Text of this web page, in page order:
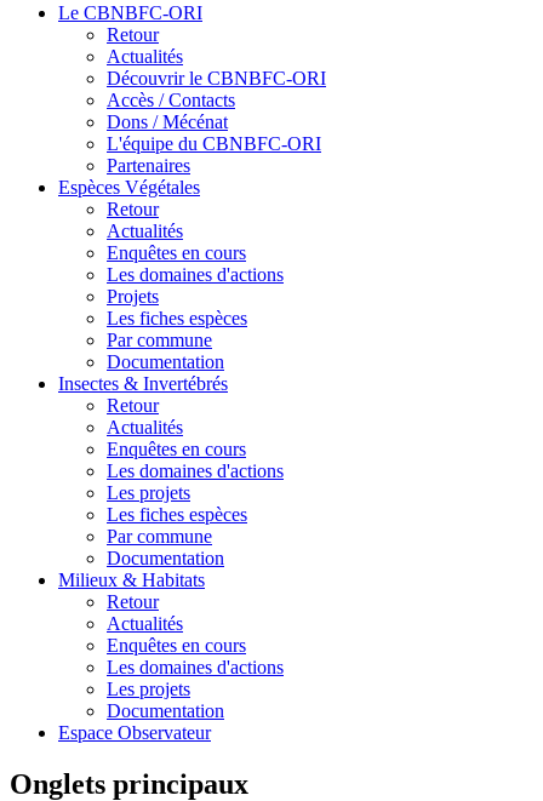
Le CBNBFC-ORI
Retour
Actualités
Découvrir le CBNBFC-ORI
Accès / Contacts
Dons / Mécénat
L'équipe du CBNBFC-ORI
Partenaires
Espèces Végétales
Retour
Actualités
Enquêtes en cours
Les domaines d'actions
Projets
Les fiches espèces
Par commune
Documentation
Insectes & Invertébrés
Retour
Actualités
Enquêtes en cours
Les domaines d'actions
Les projets
Les fiches espèces
Par commune
Documentation
Milieux & Habitats
Retour
Actualités
Enquêtes en cours
Les domaines d'actions
Les projets
Documentation
Espace Observateur
Onglets principaux